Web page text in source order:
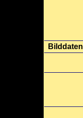
Bilddaten